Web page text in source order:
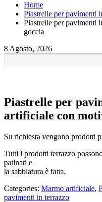
Home
Piastrelle per pavimenti
Piastrelle per pavimenti
goccia
8 Agosto, 2026
Piastrelle per
artificiale con
Su richiesta vengono prodotti
Tutti i prodotti terrazzo
patinati e
la sabbiatura è fatta.
Categories: Marmo artificiale,
pavimenti in terrazzo